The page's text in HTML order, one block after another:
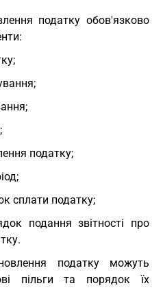
податку обов'язково
податку;
сплати податку;
подання звітності про
податку можуть
пільги та порядок їх